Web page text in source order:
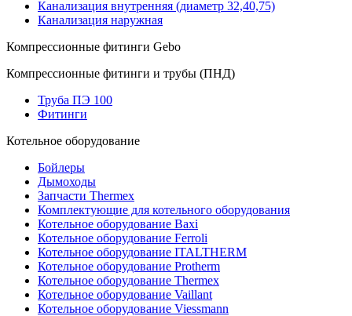
Канализация внутренняя (диаметр 32,40,75)
Канализация наружная
Компрессионные фитинги Gebo
Компрессионные фитинги и трубы (ПНД)
Труба ПЭ 100
Фитинги
Котельное оборудование
Бойлеры
Дымоходы
Запчасти Thermex
Комплектующие для котельного оборудования
Котельное оборудование Baxi
Котельное оборудование Ferroli
Котельное оборудование ITALTHERM
Котельное оборудование Protherm
Котельное оборудование Thermex
Котельное оборудование Vaillant
Котельное оборудование Viessmann